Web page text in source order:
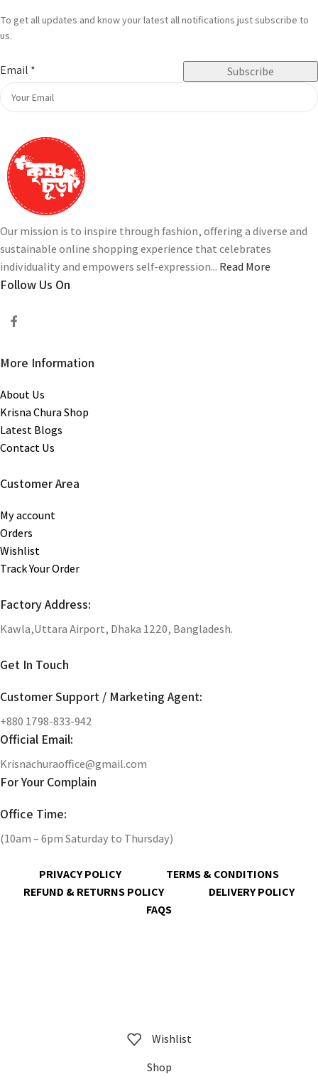
To get all updates and know your latest all notifications just subscribe to
us.
Email * Subscribe
Our mission is to inspire through fashion, offering a diverse and
sustainable online shopping experience that celebrates
individuality and empowers self-expression... Read More
Follow Us On
More Information
About Us
Krisna Chura Shop
Latest Blogs
Contact Us
Customer Area
My account
Orders
Wishlist
Track Your Order
Factory Address:
Kawla,Uttara Airport, Dhaka 1220, Bangladesh.
Get In Touch
Customer Support / Marketing Agent:
+880 1798-833-942
Official Email:
Krisnachuraoffice@gmail.com
For Your Complain
Office Time:
(10am – 6pm Saturday to Thursday)
PRIVACY POLICY
TERMS & CONDITIONS
REFUND & RETURNS POLICY
DELIVERY POLICY
FAQS
Wishlist
Shop